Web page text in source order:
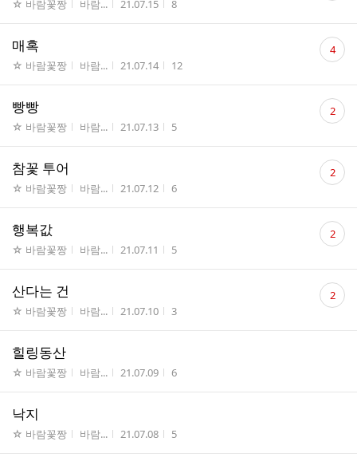
게시판명
☆ 바람꽃짱 작성자
바람... 작성시간
21.07.15 조회수
8
매혹
게시판명
☆ 바람꽃짱 작성자
바람... 작성시간
21.07.14 조회수
12
댓
글 4
빵빵
게시판명
☆ 바람꽃짱 작성자
바람... 작성시간
21.07.13 조회수
5
댓
글 2
참꽃 투어
게시판명
☆ 바람꽃짱 작성자
바람... 작성시간
21.07.12 조회수
6
댓
글 2
행복값
게시판명
☆ 바람꽃짱 작성자
바람... 작성시간
21.07.11 조회수
5
댓
글 2
산다는 건
게시판명
☆ 바람꽃짱 작성자
바람... 작성시간
21.07.10 조회수
3
댓
글 2
힐링동산
게시판명
☆ 바람꽃짱 작성자
바람... 작성시간
21.07.09 조회수
6
낙지
게시판명
☆ 바람꽃짱 작성자
바람... 작성시간
21.07.08 조회수
5